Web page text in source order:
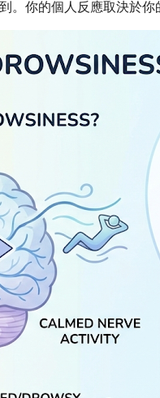
你的個人反應取決於你